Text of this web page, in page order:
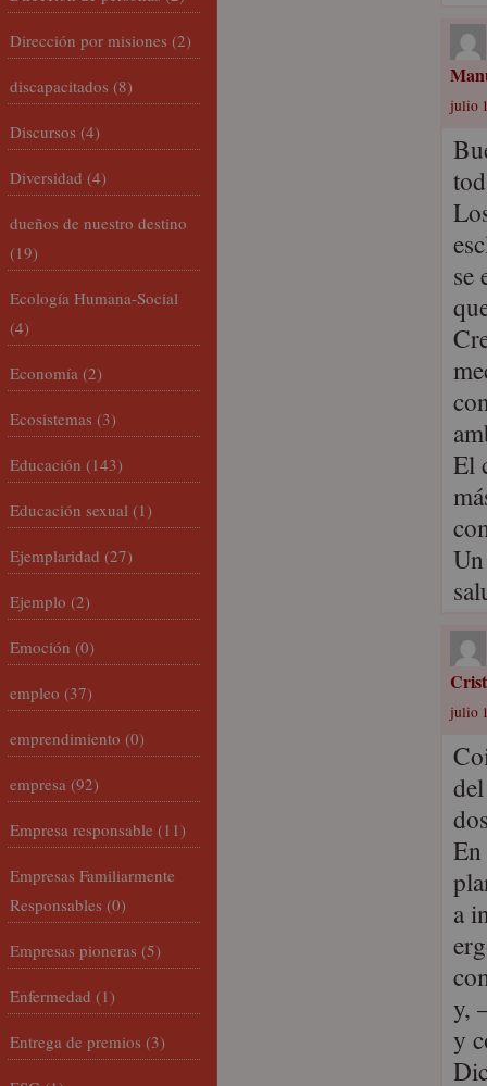
julio
se
El
julio
a
y,
y
Dirección por misiones (2)
discapacitados (8)
Discursos (4)
Diversidad (4)
dueños de nuestro destino
(19)
Ecología Humana-Social
(4)
Economía (2)
Ecosistemas (3)
Educación (143)
Educación sexual (1)
Ejemplaridad (27)
Ejemplo (2)
Emoción (0)
empleo (37)
emprendimiento (0)
empresa (92)
Empresa responsable (11)
Empresas Familiarmente
Responsables (0)
Empresas pioneras (5)
Enfermedad (1)
Entrega de premios (3)